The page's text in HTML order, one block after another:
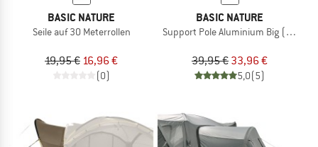
BASIC NATURE
Seile auf 30 Meterrollen
19,95 € 16,96 €
(0)
BASIC NATURE
Support Pole Aluminium Big (2-pack)
39,95 € 33,96 €
5,0(5)